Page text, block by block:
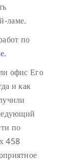
ламе.
по
офис Его
и как
по
458